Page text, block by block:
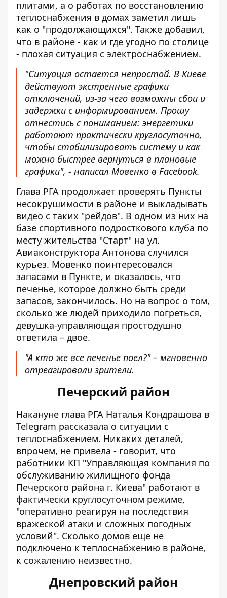
плитами, а о работах по восстановлению
теплоснабжения в домах заметил лишь
как о "продолжающихся". Также добавил,
что в районе - как и где угодно по столице
- плохая ситуация с электроснабжением.
"Ситуация остается непростой. В Киеве
действуют экстренные графики
отключений, из-за чего возможны сбои и
задержки с информированием. Прошу
отнестись с пониманием: энергетики
работают практически круглосуточно,
чтобы стабилизировать систему и как
можно быстрее вернуться в плановые
графики", - написал Мовенко в Facebook.
Глава РГА продолжает проверять Пункты
несокрушимости в районе и выкладывать
видео с таких "рейдов". В одном из них на
базе спортивного подросткового клуба по
месту жительства "Старт" на ул.
Авиаконструктора Антонова случился
курьез. Мовенко поинтересовался
запасами в Пункте, и оказалось, что
печенье, которое должно быть среди
запасов, закончилось. Но на вопрос о том,
сколько же людей приходило погреться,
девушка-управляющая простодушно
ответила – двое.
"А кто же все печенье поел?" – мгновенно
отреагировали зрители.
Печерский район
Накануне глава РГА Наталья Кондрашова в
Telegram рассказала о ситуации с
теплоснабжением. Никаких деталей,
впрочем, не привела - говорит, что
работники КП "Управляющая компания по
обслуживанию жилищного фонда
Печерского района г. Киева" работают в
фактически круглосуточном режиме,
"оперативно реагируя на последствия
вражеской атаки и сложных погодных
условий". Сколько домов еще не
подключено к теплоснабжению в районе,
к сожалению неизвестно.
Днепровский район